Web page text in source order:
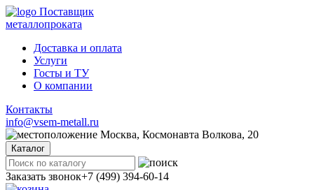
Поставщик
металлопроката
Доставка и оплата
Услуги
Госты и ТУ
О компании
Контакты
info@vsem-metall.ru
Москва, Космонавта Волкова, 20
Каталог
Заказать звонок+7 (499) 394-60-14